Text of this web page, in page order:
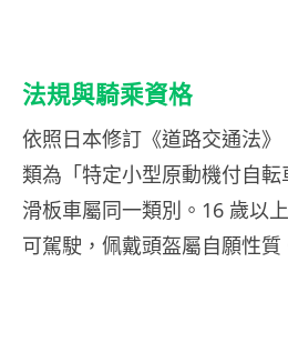
法規與騎乘資格
依照日本修訂《道路交通法》
類為「特定小型原動機付自
滑板車屬同一類別。16 歲以
可駕駛，佩戴頭盔屬自願性質